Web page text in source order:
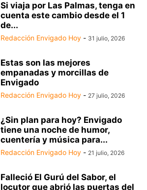
Si viaja por Las Palmas, tenga en
cuenta este cambio desde el 1
de...
Redacción Envigado Hoy - 31 julio, 2026
Estas son las mejores
empanadas y morcillas de
Envigado
Redacción Envigado Hoy - 27 julio, 2026
¿Sin plan para hoy? Envigado
tiene una noche de humor,
cuentería y música para...
Redacción Envigado Hoy - 21 julio, 2026
Falleció El Gurú del Sabor, el
locutor que abrió las puertas del